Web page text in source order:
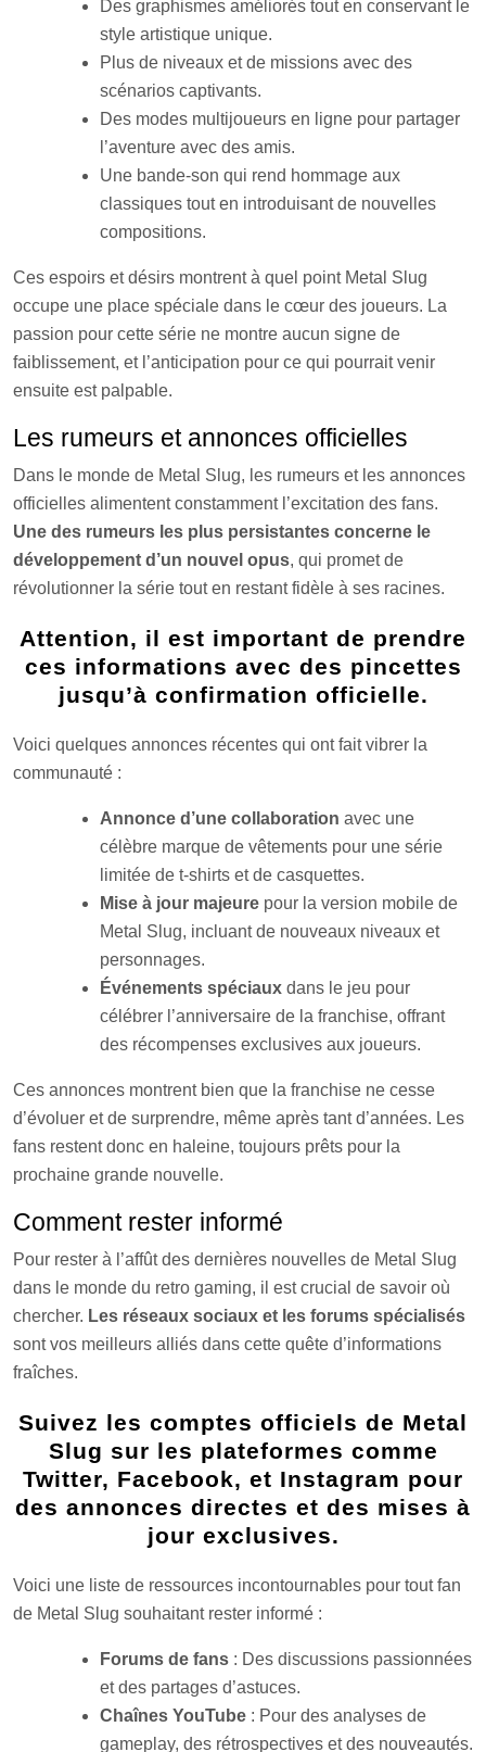
Des graphismes améliorés tout en conservant le
style artistique unique.
Plus de niveaux et de missions avec des
scénarios captivants.
Des modes multijoueurs en ligne pour partager
l’aventure avec des amis.
Une bande-son qui rend hommage aux
classiques tout en introduisant de nouvelles
compositions.
Ces espoirs et désirs montrent à quel point Metal Slug
occupe une place spéciale dans le cœur des joueurs. La
passion pour cette série ne montre aucun signe de
faiblissement, et l’anticipation pour ce qui pourrait venir
ensuite est palpable.
Les rumeurs et annonces officielles
Dans le monde de Metal Slug, les rumeurs et les annonces
officielles alimentent constamment l’excitation des fans.
Une des rumeurs les plus persistantes concerne le
développement d’un nouvel opus, qui promet de
révolutionner la série tout en restant fidèle à ses racines.
Attention, il est important de prendre
ces informations avec des pincettes
jusqu’à confirmation officielle.
Voici quelques annonces récentes qui ont fait vibrer la
communauté :
Annonce d’une collaboration avec une
célèbre marque de vêtements pour une série
limitée de t-shirts et de casquettes.
Mise à jour majeure pour la version mobile de
Metal Slug, incluant de nouveaux niveaux et
personnages.
Événements spéciaux dans le jeu pour
célébrer l’anniversaire de la franchise, offrant
des récompenses exclusives aux joueurs.
Ces annonces montrent bien que la franchise ne cesse
d’évoluer et de surprendre, même après tant d’années. Les
fans restent donc en haleine, toujours prêts pour la
prochaine grande nouvelle.
Comment rester informé
Pour rester à l’affût des dernières nouvelles de Metal Slug
dans le monde du retro gaming, il est crucial de savoir où
chercher. Les réseaux sociaux et les forums spécialisés
sont vos meilleurs alliés dans cette quête d’informations
fraîches.
Suivez les comptes officiels de Metal
Slug sur les plateformes comme
Twitter, Facebook, et Instagram pour
des annonces directes et des mises à
jour exclusives.
Voici une liste de ressources incontournables pour tout fan
de Metal Slug souhaitant rester informé :
Forums de fans : Des discussions passionnées
et des partages d’astuces.
Chaînes YouTube : Pour des analyses de
gameplay, des rétrospectives et des nouveautés.